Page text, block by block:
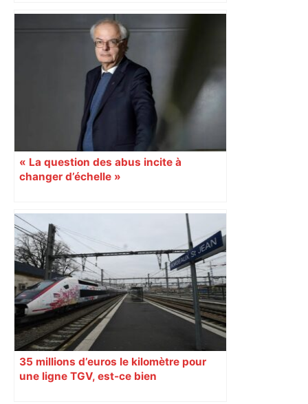
« La question des abus incite à
changer d’échelle »
35 millions d’euros le kilomètre pour
une ligne TGV, est-ce bien